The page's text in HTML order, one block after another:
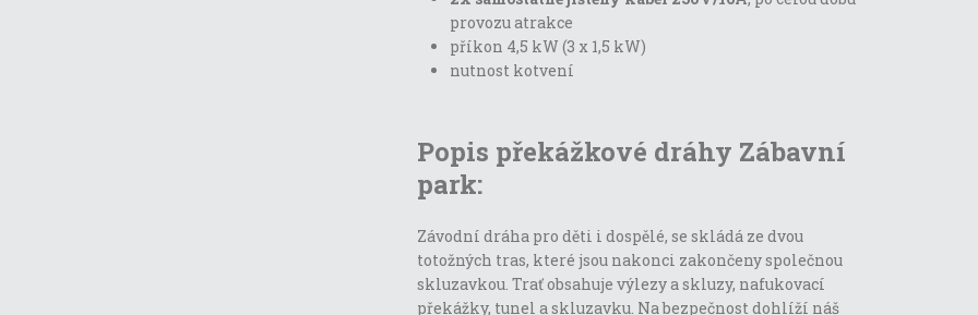
provozu atrakce
příkon 4,5 kW (3 x 1,5 kW)
nutnost kotvení
Popis překážkové dráhy Zábavní
park:
Závodní dráha pro děti i dospělé, se skládá ze dvou
totožných tras, které jsou nakonci zakončeny společnou
skluzavkou. Trať obsahuje výlezy a skluzy, nafukovací
překážky, tunel a skluzavku. Na bezpečnost dohlíží náš